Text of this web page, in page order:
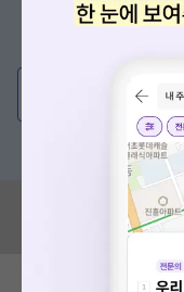
증상/치
💬 무엇이든 물어보
혹은, 의료상
혹시 잘못된 병원
모두닥 팀에 알려주세